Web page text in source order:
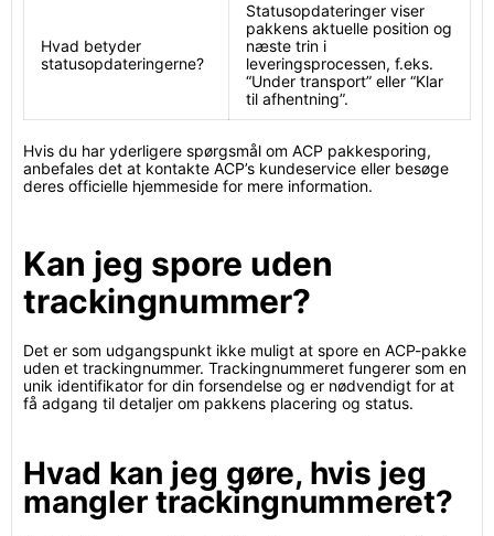
Hvad betyder
statusopdateringerne?
Statusopdateringer viser
pakkens aktuelle position og
næste trin i
leveringsprocessen, f.eks.
“Under transport” eller “Klar
til afhentning”.
Hvis du har yderligere spørgsmål om ACP pakkesporing,
anbefales det at kontakte ACP’s kundeservice eller besøge
deres officielle hjemmeside for mere information.
Kan jeg spore uden
trackingnummer?
Det er som udgangspunkt ikke muligt at spore en ACP-pakke
uden et trackingnummer. Trackingnummeret fungerer som en
unik identifikator for din forsendelse og er nødvendigt for at
få adgang til detaljer om pakkens placering og status.
Hvad kan jeg gøre, hvis jeg
mangler trackingnummeret?